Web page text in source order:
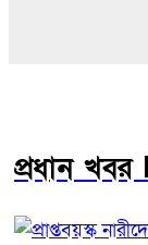
প্রধান